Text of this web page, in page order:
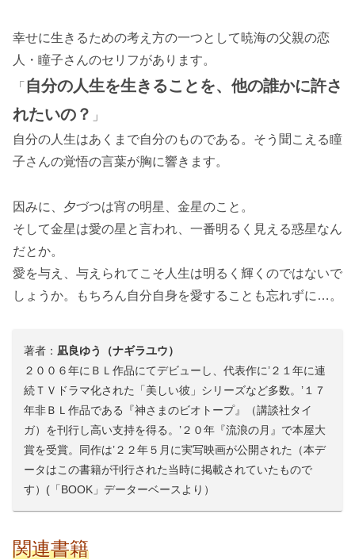
幸せに生きるための考え方の一つとして暁海の父親の恋
人・瞳子さんのセリフがあります。
「 自分の人生を生きることを、他の誰かに許さ
れたいの？ 」
自分の人生はあくまで自分のものである。そう聞こえる瞳
子さんの覚悟の言葉が胸に響きます。
因みに、夕づつは宵の明星、金星のこと。
そして金星は愛の星と言われ、一番明るく見える惑星なん
だとか。
愛を与え、与えられてこそ人生は明るく輝くのではないで
しょうか。もちろん自分自身を愛することも忘れずに…。
著者： 凪良ゆう（ナギラユウ）
２００６年にＢＬ作品にてデビューし、代表作に’２１年に連
続ＴＶドラマ化された「美しい彼」シリーズなど多数。’１７
年非ＢＬ作品である『神さまのビオトープ』（講談社タイ
ガ）を刊行し高い支持を得る。’２０年『流浪の月』で本屋大
賞を受賞。同作は’２２年５月に実写映画が公開された（本デ
ータはこの書籍が刊行された当時に掲載されていたもので
す）(「BOOK」データーベースより）
関連書籍